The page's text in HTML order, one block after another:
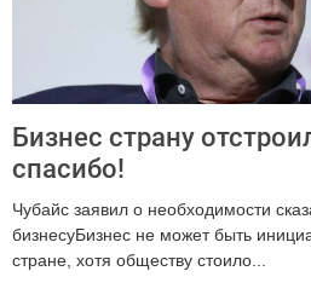
Бизнес страну
спасибо!
Чубайс заявил о необходимости
бизнесуБизнес не может быть
стране, хотя обществу стоило...